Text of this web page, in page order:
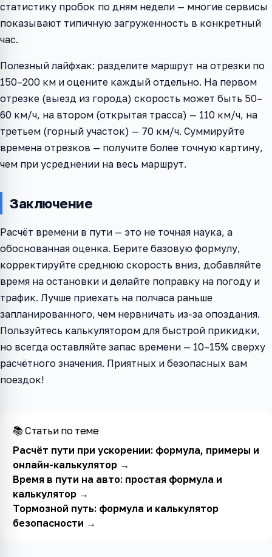
статистику пробок по дням недели — многие сервисы
показывают типичную загруженность в конкретный
час.
Полезный лайфхак: разделите маршрут на отрезки по
150–200 км и оцените каждый отдельно. На первом
отрезке (выезд из города) скорость может быть 50–
60 км/ч, на втором (открытая трасса) — 110 км/ч, на
третьем (горный участок) — 70 км/ч. Суммируйте
времена отрезков — получите более точную картину,
чем при усреднении на весь маршрут.
Заключение
Расчёт времени в пути — это не точная наука, а
обоснованная оценка. Берите базовую формулу,
корректируйте среднюю скорость вниз, добавляйте
время на остановки и делайте поправку на погоду и
трафик. Лучше приехать на полчаса раньше
запланированного, чем нервничать из-за опоздания.
Пользуйтесь калькулятором для быстрой прикидки,
но всегда оставляйте запас времени — 10–15% сверху
расчётного значения. Приятных и безопасных вам
поездок!
📚 Статьи по теме
Расчёт пути при ускорении: формула, примеры и
онлайн-калькулятор→
Время в пути на авто: простая формула и
калькулятор→
Тормозной путь: формула и калькулятор
безопасности →